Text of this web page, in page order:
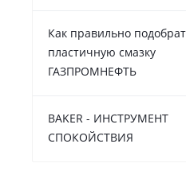
Как правильно
пластичную смазку
ГАЗПРОМНЕФТЬ
BAKER - ИНСТРУМЕНТ
СПОКОЙСТВИЯ